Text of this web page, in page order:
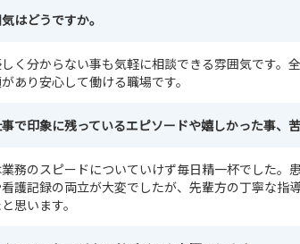
はどうですか。
く分からない事も気軽に相談できる雰囲気です。
あり安心して働ける職場です。
で印象に残っているエピソードや嬉しかった事、
務のスピードについていけず毎日精一杯でした。
護記録の両立が大変でしたが、先輩方の丁寧な指
思います。